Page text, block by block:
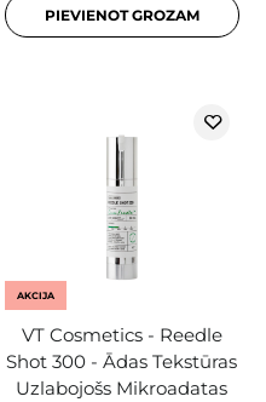
PIEVIENOT GROZAM
AKCIJA
VT Cosmetics - Reedle
Shot 300 - Ādas Tekstūras
Uzlabojošs Mikroadatas